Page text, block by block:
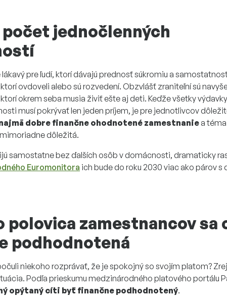
jednočlenných
pre ľudí, ktorí dávajú prednosť súkromiu a
ovdoveli alebo sú rozvedení. Obzvlášť zraniteľní sú
okrem seba musia živiť ešte aj deti. Keďže všetky
musí pokrývať len jeden príjem, je pre jednotlivcov
dobre finančne ohodnotené zamestnaniea
dôležitá.
samostatne bez ďalších osôb v domácnosti, dramaticky
Euromonitora ich bude do roku 2030 viac ako párov s
polovica zamestnancov sa
podhodnotená
niekoho rozprávať, že je spokojný so svojím platom?
Podľa prieskumu medzinárodného platového portálu
opýtaný cíti byť finančne podhodnotený.